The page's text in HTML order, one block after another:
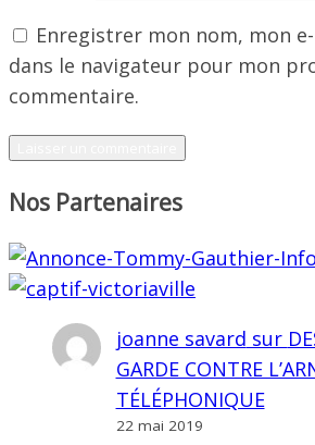
Enregistrer mon nom, mon
dans le navigateur pour mon
commentaire.
Nos Partenaires
joanne savard sur
GARDE CONTRE
TÉLÉPHONIQUE
22 mai 2019